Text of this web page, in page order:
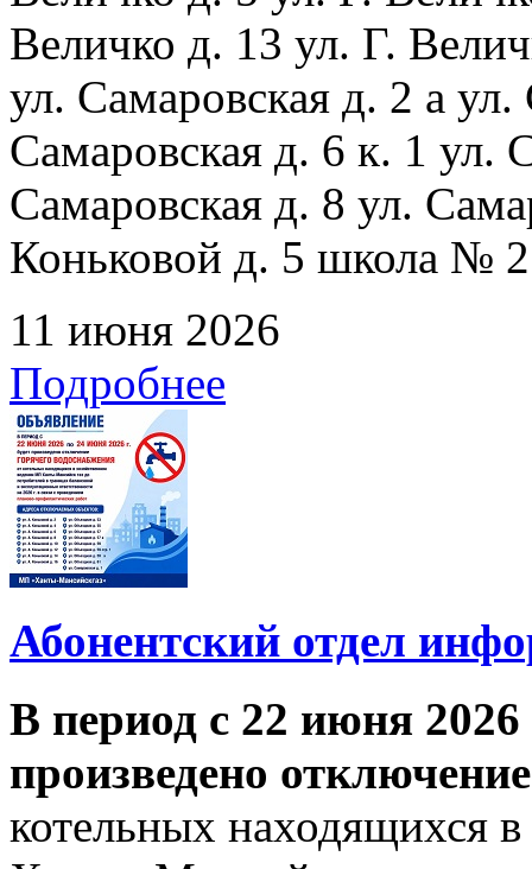
Величко д. 13 ул. Г.
ул. Самаровская д. 2 а
Самаровская д. 6 к. 1 ул.
Самаровская д. 8 ул.
Коньковой д. 5 школа №
11 июня 2026
Подробнее
Абонентский отдел
В период с 22 июня 2026
произведено
котельных находящихся